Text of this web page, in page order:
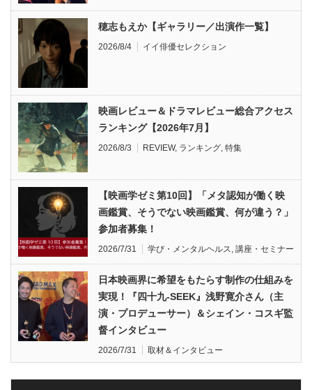
穂志もえか【ギャラリー／出演作一覧】
2026/8/4 イイ俳優セレクション
映画レビュー＆ドラマレビュー総合アクセス
ランキング【2026年7月】
2026/8/3 REVIEW, ランキング 特集
【映画学ゼミ第10回】「メタ認知が働く映
画鑑賞、そうでない映画鑑賞、何が違う？」
参加者募集！
2026/7/31 学び・メンタルヘルス 講座・セミナー
日本映画界に希望をもたらす制作の仕組みを
実現！『四十九-SEEK』浅野寛介さん（主
演・プロデューサー）＆シェイン・コスギ監
督インタビュー
2026/7/31 取材＆インタビュー